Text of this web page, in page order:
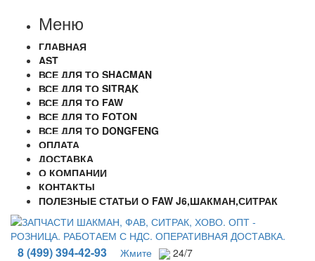
Меню
ГЛАВНАЯ
AST
ВСЕ ДЛЯ ТО SHACMAN
ВСЕ ДЛЯ ТО SITRAK
ВСЕ ДЛЯ ТО FAW
ВСЕ ДЛЯ ТО FOTON
ВСЕ ДЛЯ ТО DONGFENG
ОПЛАТА
ДОСТАВКА
О КОМПАНИИ
КОНТАКТЫ
ПОЛЕЗНЫЕ СТАТЬИ О FAW J6,ШАКМАН,СИТРАК
8 (499) 394-42-93 Жмите 24/7